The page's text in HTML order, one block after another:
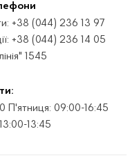
+38 (044) 236 13 97
+38 (044) 236 14 05
1545
П'ятниця: 09:00-16:45
13:45